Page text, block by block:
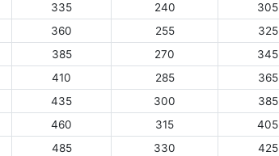
335 240 305
360 255 325
385 270 345
410 285 365
435 300 385
460 315 405
485 330 425